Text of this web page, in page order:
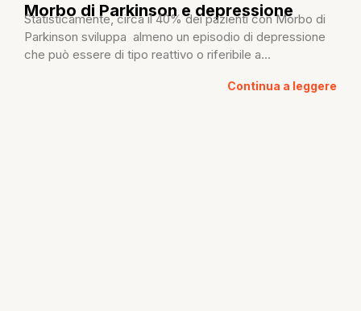
Morbo di Parkinson e depressione
Statisticamente, circa il 40% dei pazienti con Morbo di
Parkinson sviluppa almeno un episodio di depressione
che può essere di tipo reattivo o riferibile a...
Continua a leggere